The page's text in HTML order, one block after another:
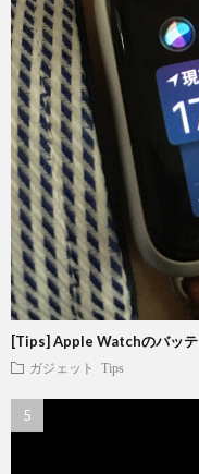
[Tips] Apple Watchのバッテ
ガジェット Tips